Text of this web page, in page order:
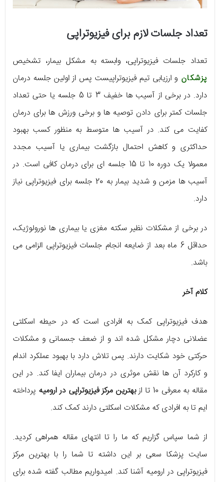
تعداد جلسات لازم برای فیزیوتراپی
تعداد جلسات فیزیوتراپی، وابسته به مشکل بیمار، تشخیص
پزشکان و ارزیابی تیم فیزیوتراپیست پس از اولین جلسه درمان
دارد. در برخی از آسیب ها خفیف 3 تا 5 جلسه یا حتی تعداد
جلسات کمتر برای دادن توصیه ها و برخی ورزش ها برای درمان
کفایت می کند. در آسیب ها متوسط به منظور کسب بهبود
حداکثری و کاهش احتمال بازگشت بیماری یا آسیب مجدد
معمولا یک دوره 10 تا 15 جلسه ای برای درمان کافی است. در
آسیب ها مزمن و شدید بیمار به 20 جلسه برای فیزیوتراپی نیاز
دارد.
در برخی از مشکلات نظیر سکته مغزی یا بیماری ها نورولوژیک،
حداقل 6 ماه بعد از ضایعه انجام جلسات فیزیوتراپی الزامی می
باشد.
کلام آخر
هدف فیزیوتراپی کمک به افرادی است که در حیطه اسکلتی
عضلانی دچار مشکل شده اند و از ضعف جسمانی و مشکلات
حرکتی خود شکایت دارند. پس تلاش دارد با بهبود عملکرد اندام
و کارکرد آن ها نقش موثری در درمان بیماران ایفا کند. در این
مقاله به معرفی 10 تا از
بهترین مرکز فیزیوتراپی در ارومیه پرداخته
ایم تا به افرادی که مشکلات اسکلتی دارند کمک کند.
از شما سپاس گزاریم که ما را تا انتهای مقاله همراهی کردید.
سایت پزشکا سعی بر این داشته تا شما را با بهترین مرکز
فیزیوتراپی در ارومیه آشنا کند. امیدواریم مطالب گفته شده برای